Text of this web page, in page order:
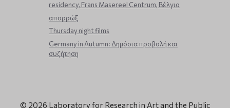
residency, Frans Masereel Centrum, Βέλγιο
απορρώξ
Thursday night films
Germany in Autumn: Δημόσια προβολή και
συζήτηση
© 2026 Laboratory for Research in Art and the Public